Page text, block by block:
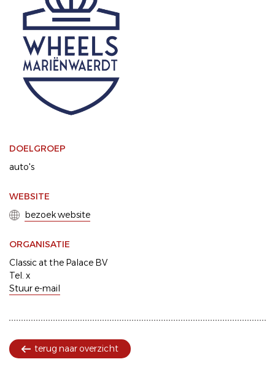
DOELGROEP
auto's
WEBSITE
bezoek website
ORGANISATIE
Classic at the Palace BV
Tel. x
Stuur e-mail
terug naar overzicht